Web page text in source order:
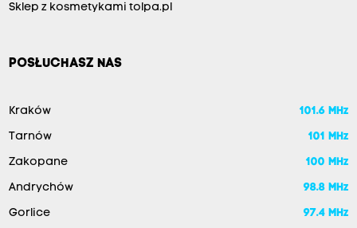
Sklep z kosmetykami tolpa.pl
POSŁUCHASZ NAS
Kraków 101.6 MHz
Tarnów 101 MHz
Zakopane 100 MHz
Andrychów 98.8 MHz
Gorlice 97.4 MHz